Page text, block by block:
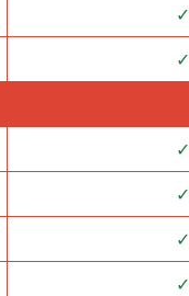
✓
✓
✓
✓
✓
✓